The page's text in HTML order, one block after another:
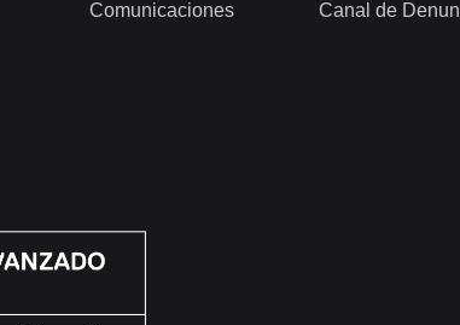
Comunicaciones Canal de